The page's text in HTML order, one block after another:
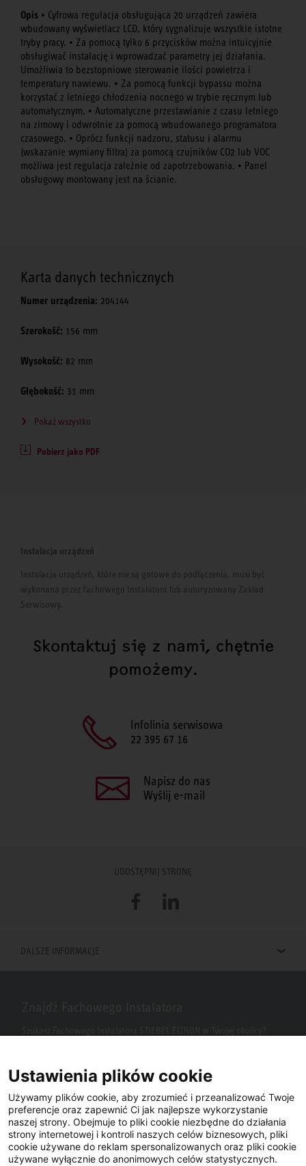
Opis • Cyfrowa regulacja obsługująca 20 urządzeń zawiera
wbudowany wyświetlacz LCD, który sygnalizuje wszystkie istotne
tryby pracy. • Za pomocą tylko 6 przycisków można intuicyjnie
obsługiwać instalację i wprowadzać parametry jej działania.
Umożliwia to bezstopniowe sterowanie ilości powietrza i
temperatury nawiewu. • Za pomocą funkcji bypassu można
korzystać z letniego chłodzenia nocnego w trybie ręcznym lub
automatycznym. • Automatyczne przestawianie z czasu letniego
na zimowy i odwrotnie za pomocą wbudowanego programatora
czasowego. • Oprócz funkcji nadzoru, statusu i alarmu
(wskazanie wymiany filtra) za pomocą czujników CO2 lub VOC
możliwa jest regulacja zależnie od zapotrzebowania. • Panel
obsługowy montowany jest na ścianie.
Karta danych technicznych
Numer urządzenia: 204144
Szerokość: 156 mm
Wysokość: 82 mm
Głębokość: 31 mm
Pokaż wszystko
Pobierz jako PDF
Instalacja urządzeń
Instalacja urządzeń, które nie są gotowe do podłączenia, musi być
wykonana przez Fachowego Instalatora lub autoryzowany Zakład
Serwisowy.
Skontaktuj się z nami, chętnie
pomożemy.
Infolinia serwisowa
22 395 67 16
Napisz do nas
Wyślij e-mail
UDOSTĘPNIJ STRONĘ
FacebookLinkedIn
DALSZE INFORMACJE
Ustawienia plików cookie
Używamy plików cookie, aby zrozumieć i przeanalizować Twoje
preferencje oraz zapewnić Ci jak najlepsze wykorzystanie
naszej strony. Obejmuje to pliki cookie niezbędne do działania
strony internetowej i kontroli naszych celów biznesowych, pliki
cookie używane do reklam spersonalizowanych oraz pliki cookie
używane wyłącznie do anonimowych celów statystycznych.